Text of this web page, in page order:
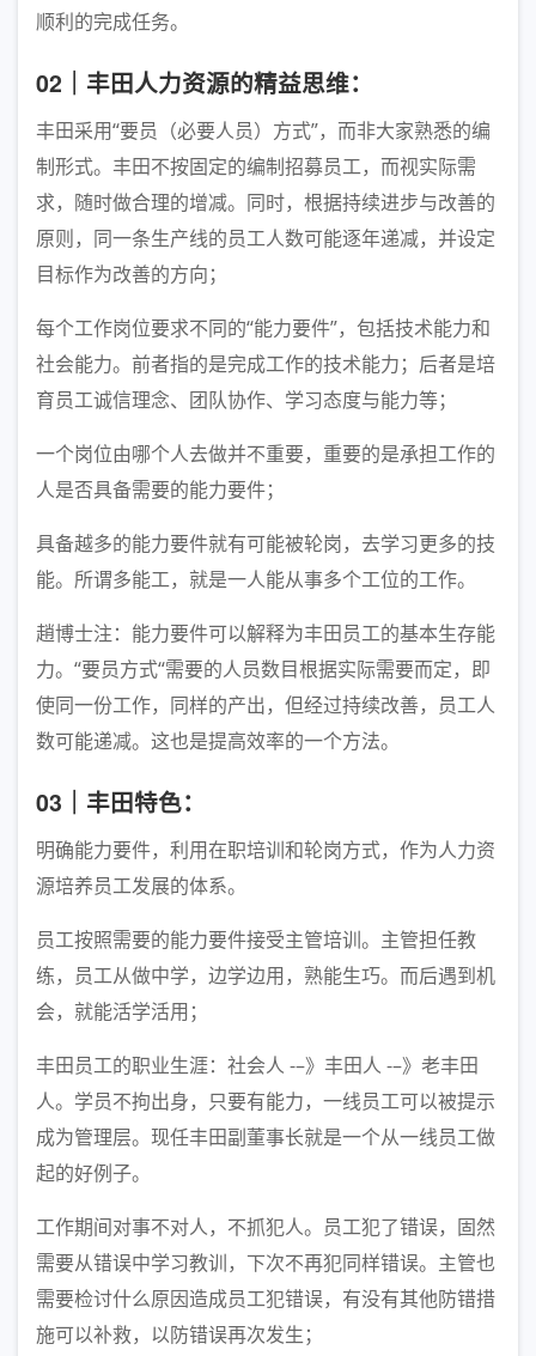
顺利的完成任务。
02｜丰田人力资源的精益思维：
丰田采用“要员（必要人员）方式”，而非大家熟悉的编
制形式。丰田不按固定的编制招募员工，而视实际需
求，随时做合理的增减。同时，根据持续进步与改善的
原则，同一条生产线的员工人数可能逐年递减，并设定
目标作为改善的方向；
每个工作岗位要求不同的“能力要件”，包括技术能力和
社会能力。前者指的是完成工作的技术能力；后者是培
育员工诚信理念、团队协作、学习态度与能力等；
一个岗位由哪个人去做并不重要，重要的是承担工作的
人是否具备需要的能力要件；
具备越多的能力要件就有可能被轮岗，去学习更多的技
能。所谓多能工，就是一人能从事多个工位的工作。
趙博士注：能力要件可以解释为丰田员工的基本生存能
力。“要员方式“需要的人员数目根据实际需要而定，即
使同一份工作，同样的产出，但经过持续改善，员工人
数可能递减。这也是提高效率的一个方法。
03｜丰田特色：
明确能力要件，利用在职培训和轮岗方式，作为人力资
源培养员工发展的体系。
员工按照需要的能力要件接受主管培训。主管担任教
练，员工从做中学，边学边用，熟能生巧。而后遇到机
会，就能活学活用；
丰田员工的职业生涯：社会人 -–》丰田人 -–》老丰田
人。学员不拘出身，只要有能力，一线员工可以被提示
成为管理层。现任丰田副董事长就是一个从一线员工做
起的好例子。
工作期间对事不对人，不抓犯人。员工犯了错误，固然
需要从错误中学习教训，下次不再犯同样错误。主管也
需要检讨什么原因造成员工犯错误，有没有其他防错措
施可以补救，以防错误再次发生；